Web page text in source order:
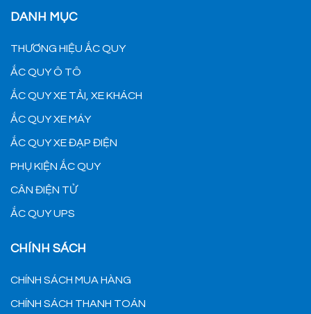
DANH MỤC
THƯƠNG HIỆU ẮC QUY
ẮC QUY Ô TÔ
ẮC QUY XE TẢI, XE KHÁCH
ẮC QUY XE MÁY
ẮC QUY XE ĐẠP ĐIỆN
PHỤ KIỆN ẮC QUY
CÂN ĐIỆN TỬ
ẮC QUY UPS
CHÍNH SÁCH
CHÍNH SÁCH MUA HÀNG
CHÍNH SÁCH THANH TOÁN